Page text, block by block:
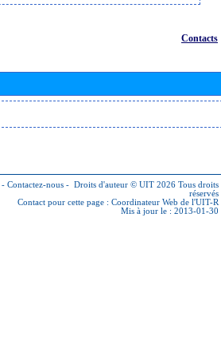
Contacts
- Contactez-nous - Droits d'auteur © UIT 2026 Tous droits
réservés
Contact pour cette page : Coordinateur Web de l'UIT-R
Mis à jour le : 2013-01-30